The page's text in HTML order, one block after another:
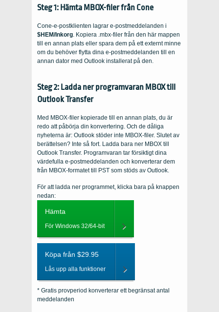
Steg 1: Hämta MBOX-filer från Cone
Cone-e-postklienten lagrar e-postmeddelanden i
$HEM/Inkorg. Kopiera .mbx-filer från den här mappen
till en annan plats eller spara dem på ett externt minne
om du behöver flytta dina e-postmeddelanden till en
annan dator med Outlook installerat på den.
Steg 2: Ladda ner programvaran MBOX till
Outlook Transfer
Med MBOX-filer kopierade till en annan plats, du är
redo att påbörja din konvertering. Och de dåliga
nyheterna är: Outlook stöder inte MBOX-filer. Slutet av
berättelsen? Inte så fort. Ladda bara ner MBOX till
Outlook Transfer. Programvaran tar försiktigt dina
värdefulla e-postmeddelanden och konverterar dem
från MBOX-formatet till PST som stöds av Outlook.
För att ladda ner programmet, klicka bara på knappen
nedan:
Hämta
För Windows 32/64-bit
Köpa från $29.95
Lås upp alla funktioner
* Gratis provperiod konverterar ett begränsat antal
meddelanden